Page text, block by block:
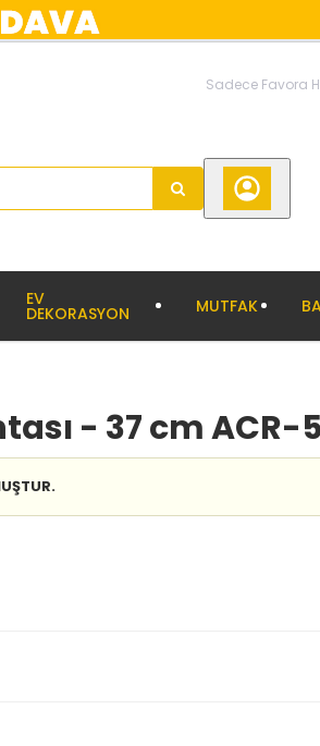
Sadece Favora
EV
DEKORASYON MUTFAK
- 37 cm ACR-